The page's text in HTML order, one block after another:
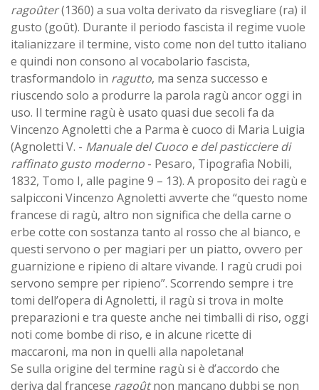
ragoûter(1360) a sua volta derivato da risvegliare (ra) il
gusto (goût). Durante il periodo fascista il regime vuole
italianizzare il termine, visto come non del tutto italiano
e quindi non consono al vocabolario fascista,
trasformandolo in ragutto, ma senza successo e
riuscendo solo a produrre la parola ragù ancor oggi in
uso. Il termine ragù è usato quasi due secoli fa da
Vincenzo Agnoletti che a Parma è cuoco di Maria Luigia
(Agnoletti V. - Manuale del Cuoco e del pasticciere di
raffinato gusto moderno - Pesaro, Tipografia Nobili,
1832, Tomo I, alle pagine 9 – 13). A proposito dei ragù e
salpicconi Vincenzo Agnoletti avverte che “questo nome
francese di ragù, altro non significa che della carne o
erbe cotte con sostanza tanto al rosso che al bianco, e
questi servono o per magiari per un piatto, ovvero per
guarnizione e ripieno di altare vivande. I ragù crudi poi
servono sempre per ripieno”. Scorrendo sempre i tre
tomi dell’opera di Agnoletti, il ragù si trova in molte
preparazioni e tra queste anche nei timballi di riso, oggi
noti come bombe di riso, e in alcune ricette di
maccaroni, ma non in quelli alla napoletana!
Se sulla origine del termine ragù si è d’accordo che
deriva dal francese ragoûtnon mancano dubbi se non